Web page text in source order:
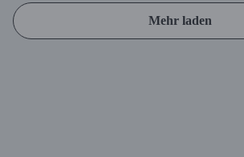
Mehr laden